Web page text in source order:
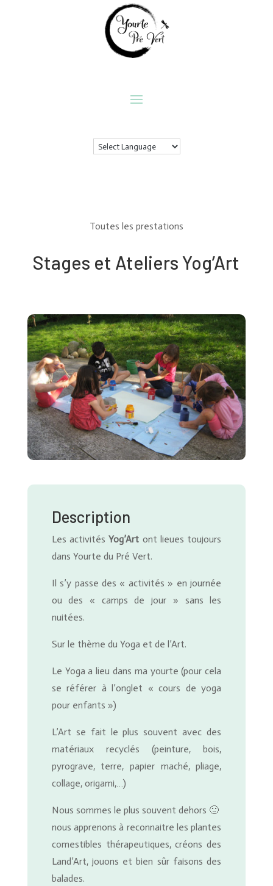
Toutes les prestations
Stages et Ateliers Yog’Art
Description
Les activitésYog’Art ont lieues toujours
dans Yourte du Pré Vert.
Il s’y passe des « activités » en journée
ou des « camps de jour » sans les
nuitées.
Sur le thème du Yoga et de l’Art.
Le Yoga a lieu dans ma yourte (pour cela
se référer à l’onglet « cours de yoga
pour enfants »)
L’Art se fait le plus souvent avec des
matériaux recyclés (peinture, bois,
pyrograve, terre, papier maché, pliage,
collage, origami,…)
Nous sommes le plus souvent dehors 🙂
nous apprenons à reconnaitre les plantes
comestibles thérapeutiques, créons des
Land’Art, jouons et bien sûr faisons des
balades.